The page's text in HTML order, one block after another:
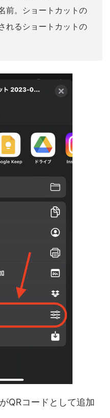
前。ショートカットの
れるショートカットの
QRコードとして追加